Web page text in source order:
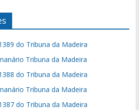
do Tribuna da Madeira
Tribuna da Madeira
do Tribuna da Madeira
Tribuna da Madeira
do Tribuna da Madeira